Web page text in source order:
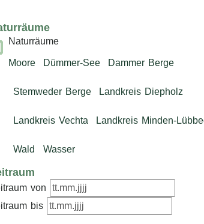
Naturräume
Moore Dümmer-See Dammer Berge
Stemweder Berge Landkreis Diepholz
Landkreis Vechta Landkreis Minden-
Wald Wasser
von : bitte im Format tt.mm.jjjj eingeben.
bis : bitte im Format tt.mm.jjjj eingeben.